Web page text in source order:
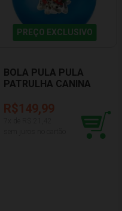
PREÇO EXCLUSIVO
BOLA PULA PULA
PATRULHA CANINA
R$149,99